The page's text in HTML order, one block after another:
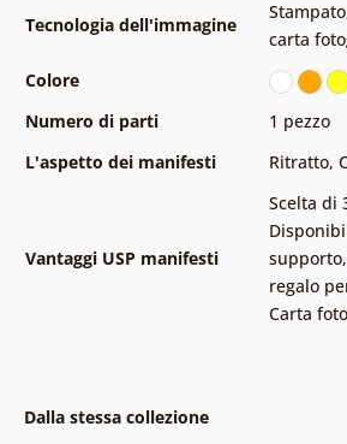
Tecnologia dell'immagine
Stampato
carta
Colore
Numero di parti
1 pezzo
L'aspetto dei manifesti
Ritratto,
Vantaggi USP manifesti
Scelta di
supporto,
regalo
Carta
Dalla stessa collezione